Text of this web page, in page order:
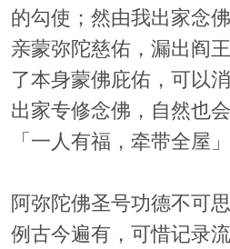
的勾使；然由我出家念
亲蒙弥陀慈佑，漏出阎
了本身蒙佛庇佑，可以
出家专修念佛，自然也
「一人有福，牵带全屋」
阿弥陀佛圣号功德不可
例古今遍有，可惜记录